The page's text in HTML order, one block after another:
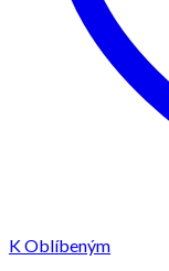
K Oblíbeným